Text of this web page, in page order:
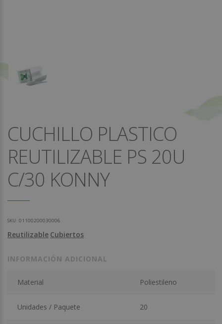
CUCHILLO PLASTICO
REUTILIZABLE PS 20U
C/30 KONNY
SKU: 01100200030006
Reutilizable Cubiertos
INFORMACIÓN ADICIONAL
Material Poliestileno
Unidades / Paquete 20